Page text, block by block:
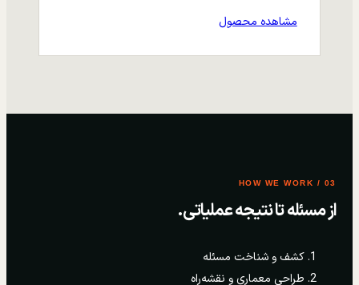
مشاهده محصول
03 / HOW WE WORK
از مسئله تا نتیجه عملیاتی.
کشف و شناخت مسئله
طراحی معماری و نقشه‌راه